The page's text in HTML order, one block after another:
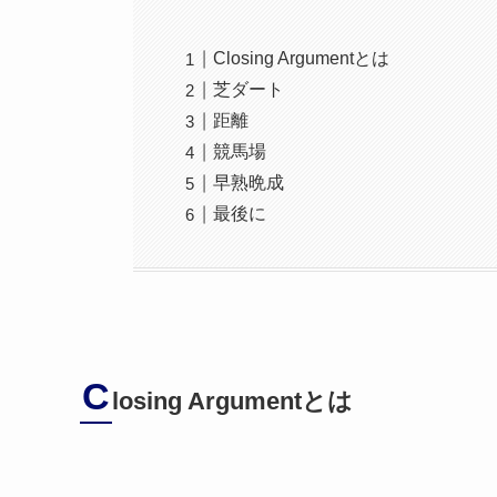
Closing Argumentとは
芝ダート
距離
競馬場
早熟晩成
最後に
C losing Argumentとは